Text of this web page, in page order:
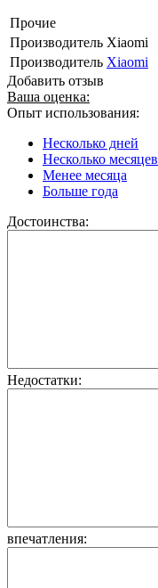
Прочие
Производитель Xiaomi
Производитель Xiaomi
Добавить отзыв
Ваша оценка:
Опыт использования:
Несколько дней
Несколько месяцев
Менее месяца
Больше года
Достоинства:
Недостатки:
впечатления: